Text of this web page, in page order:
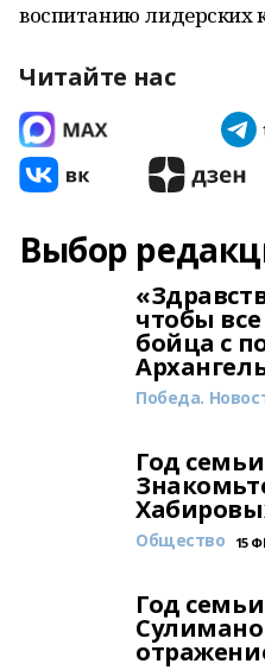
воспитанию лидерских
Читайте нас
Выбор
чтобы
бойца с
Победа.
Год
Общество 15
Год